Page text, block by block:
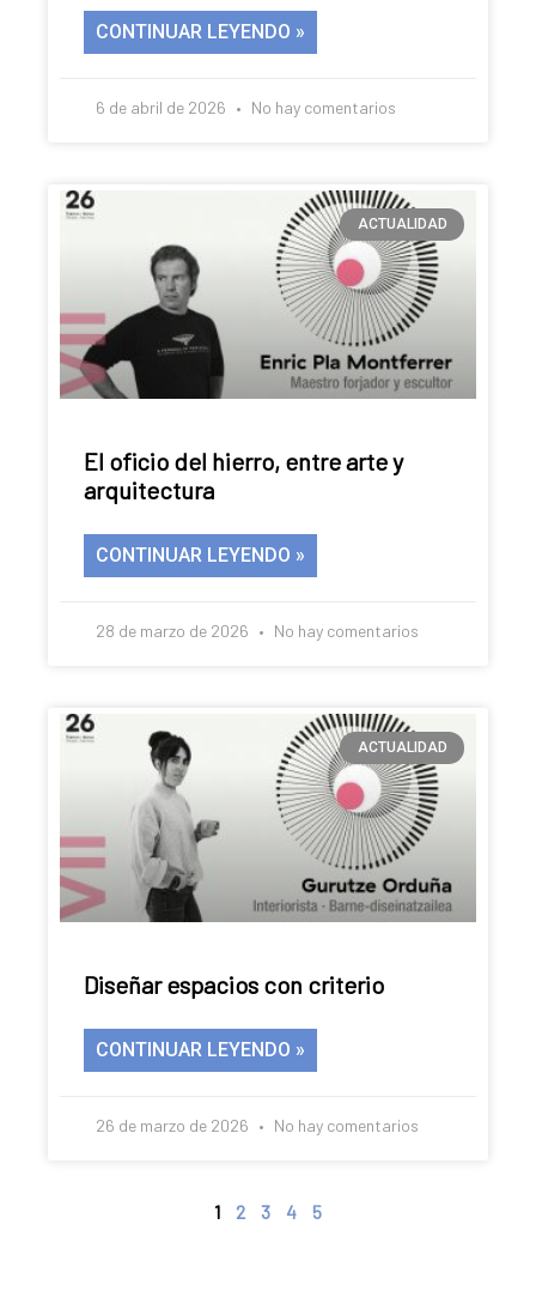
CONTINUAR LEYENDO »
6 de abril de 2026 No hay comentarios
ACTUALIDAD
El oficio del hierro, entre arte y
arquitectura
CONTINUAR LEYENDO »
28 de marzo de 2026 No hay comentarios
ACTUALIDAD
Diseñar espacios con criterio
CONTINUAR LEYENDO »
26 de marzo de 2026 No hay comentarios
1 2 3 4 5